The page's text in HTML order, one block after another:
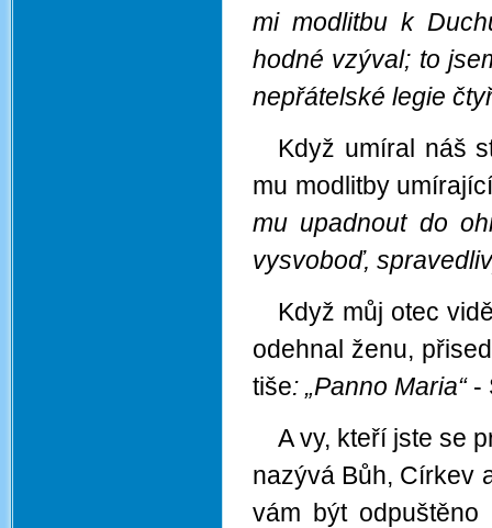
mi modlitbu k
hodné vzýval; to
nepřátelské legie
Když umíral náš
mu modlitby
mu upadnout do
vysvoboď,
Když můj otec
odehnal ženu,
tiše: „Panno Maria“-
A vy, kteří jste se
nazývá Bůh, Církev
vám být